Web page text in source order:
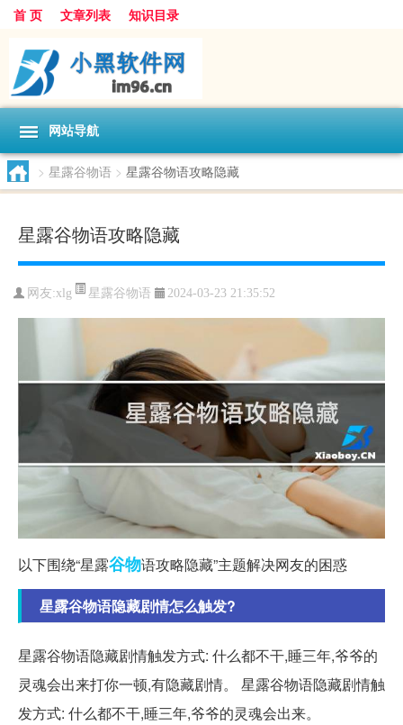
首 页 文章列表 知识目录
网站导航
> 星露谷物语 > 星露谷物语攻略隐藏
星露谷物语攻略隐藏
网友:xlg 星露谷物语 2024-03-23 21:35:52
以下围绕“星露谷物语攻略隐藏”主题解决网友的困惑
星露谷物语隐藏剧情怎么触发?
星露谷物语隐藏剧情触发方式: 什么都不干,睡三年,爷爷的
灵魂会出来打你一顿,有隐藏剧情。 星露谷物语隐藏剧情触
发方式: 什么都不干,睡三年,爷爷的灵魂会出来。